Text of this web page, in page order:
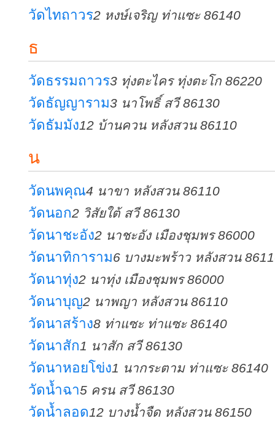
วัดไทถาวร2 หงษ์เจริญ ท่าแซะ 86140
ธ
วัดธรรมถาวร3 ทุ่งตะไคร ทุ่งตะโก 86220
วัดธัญญาราม3 นาโพธิ์ สวี 86130
วัดธัมมัง12 บ้านควน หลังสวน 86110
น
วัดนพคุณ4 นาขา หลังสวน 86110
วัดนอก2 วิสัยใต้ สวี 86130
วัดนาชะอัง2 นาชะอัง เมืองชุมพร 86000
วัดนาทิการาม6 บางมะพร้าว หลังสวน
วัดนาทุ่ง2 นาทุ่ง เมืองชุมพร 86000
วัดนาบุญ2 นาพญา หลังสวน 86110
วัดนาสร้าง8 ท่าแซะ ท่าแซะ 86140
วัดนาสัก1 นาสัก สวี 86130
วัดนาหอยโข่ง1 นากระตาม ท่าแซะ 86140
วัดน้ำฉา5 ครน สวี 86130
วัดน้ำลอด12 บางน้ำจืด หลังสวน 86150